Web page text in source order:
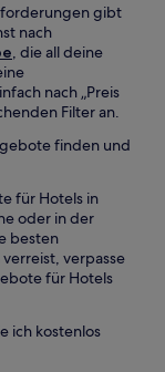
gibt
nach
, die all deine
nach „Preis
Filter an.
finden und
für Hotels in
oder in der
besten
verpasse
für Hotels
ich kostenlos